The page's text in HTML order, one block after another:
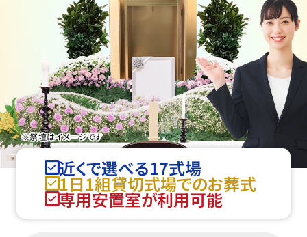
※祭壇はイメージです
近くで選べる17式場
1日1組貸切式場でのお葬式
専用安置室が利用可能